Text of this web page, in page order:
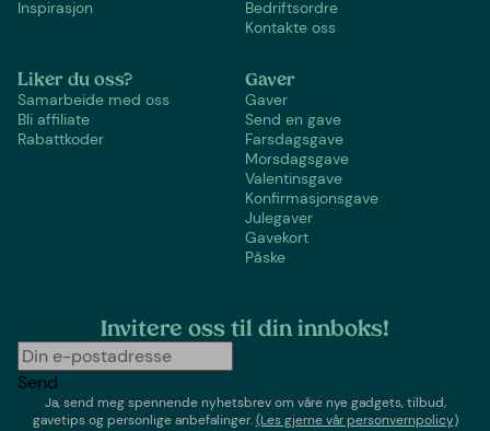
Inspirasjon
Bedriftsordre
Kontakte oss
Liker du oss?
Samarbeide med oss
Bli affiliate
Rabattkoder
Gaver
Gaver
Send en gave
Farsdagsgave
Morsdagsgave
Valentinsgave
Konfirmasjonsgave
Julegaver
Gavekort
Påske
Invitere oss til din innboks!
Send
Ja, send meg spennende nyhetsbrev om våre nye gadgets, tilbud,
gavetips og personlige anbefalinger.(Les gjerne vår personvernpolicy)